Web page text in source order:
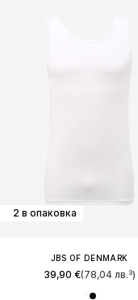
2 в опаковка
JBS OF DENMARK
39,90 €(78,04 лв.³)